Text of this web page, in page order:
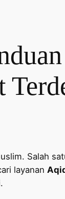
Salah
layanan